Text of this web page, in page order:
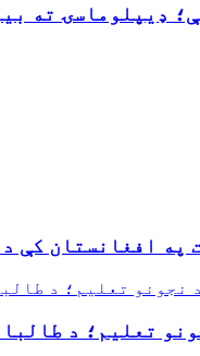
ډیپلوماسۍ ته
په افغانستان کې
تعلیم؛ د